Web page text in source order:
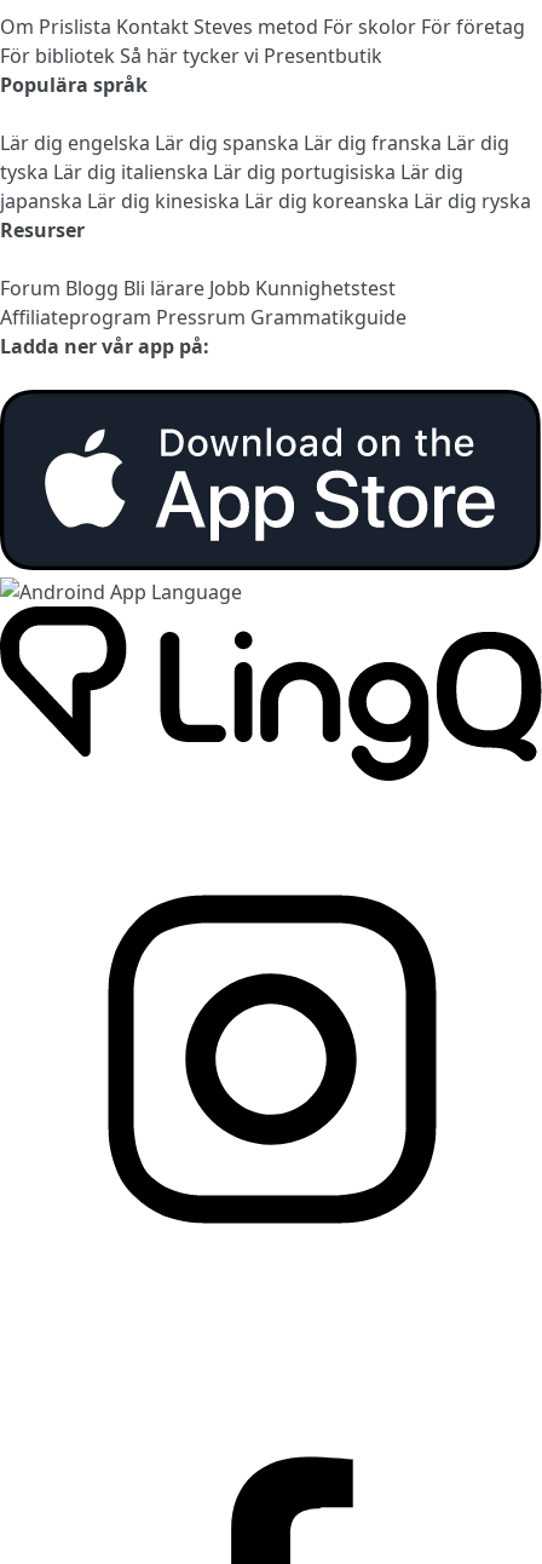
Om Prislista KontaktSteves metod För skolor För företag
För bibliotek Så här tycker vi Presentbutik
Populära språk
Lär dig engelska Lär dig spanska Lär dig franska Lär dig
tyska Lär dig italienska Lär dig portugisiska Lär dig
japanska Lär dig kinesiska Lär dig koreanska Lär dig ryska
Resurser
Forum Blogg Bli lärare Jobb Kunnighetstest
Affiliateprogram Pressrum Grammatikguide
Ladda ner vår app på: